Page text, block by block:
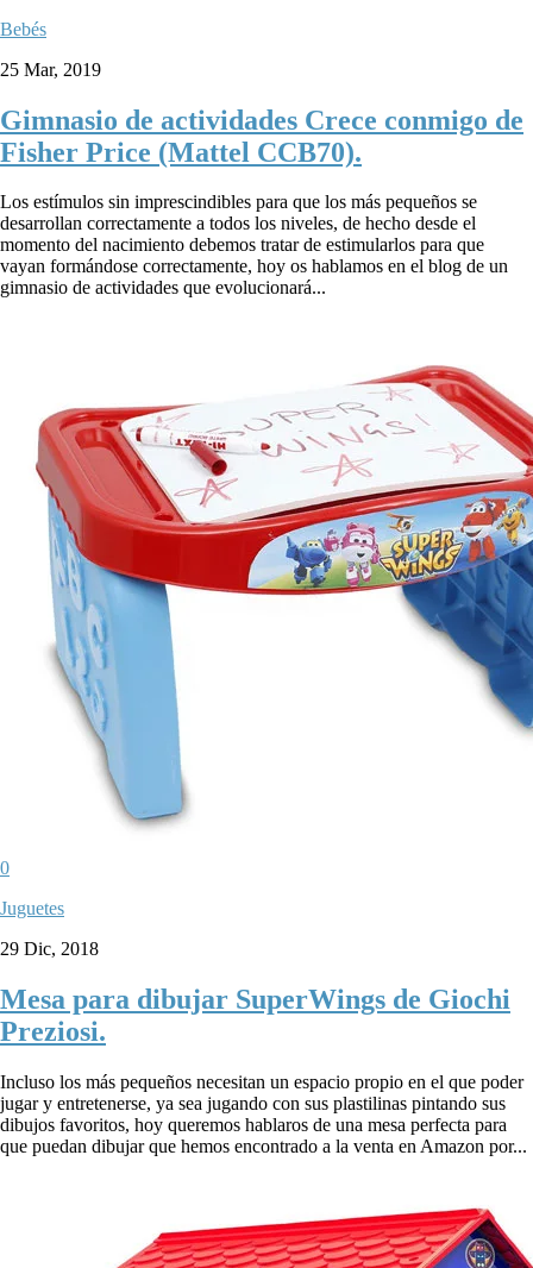
Bebés
25 Mar, 2019
Gimnasio de actividades Crece conmigo de
Fisher Price (Mattel CCB70).
Los estímulos sin imprescindibles para que los más pequeños se
desarrollan correctamente a todos los niveles, de hecho desde el
momento del nacimiento debemos tratar de estimularlos para que
vayan formándose correctamente, hoy os hablamos en el blog de un
gimnasio de actividades que evolucionará...
0
Juguetes
29 Dic, 2018
Mesa para dibujar SuperWings de Giochi
Preziosi.
Incluso los más pequeños necesitan un espacio propio en el que poder
jugar y entretenerse, ya sea jugando con sus plastilinas pintando sus
dibujos favoritos, hoy queremos hablaros de una mesa perfecta para
que puedan dibujar que hemos encontrado a la venta en Amazon por...